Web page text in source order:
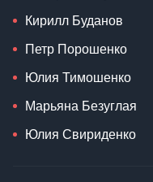
Кирилл Буданов
Петр Порошенко
Юлия Тимошенко
Марьяна Безуглая
Юлия Свириденко